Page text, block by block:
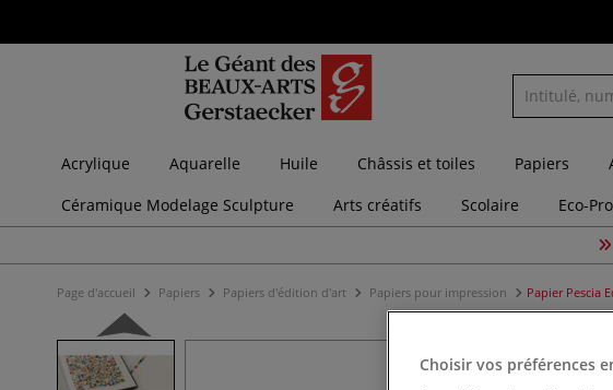
Acrylique Aquarelle Huile Châssis et toiles Papiers
Céramique Modelage Sculpture
Arts créatifs Scolaire Eco-
Page d'accueil Papiers Papiers d'édition d'art Papiers pour impression Papier Pescia
Choisir vos préférences